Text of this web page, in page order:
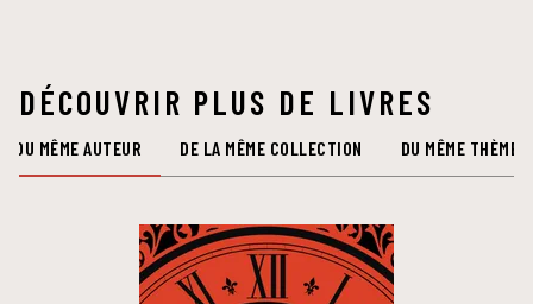
DÉCOUVRIR PLUS DE LIVRES
DU MÊME AUTEUR DE LA MÊME COLLECTION DU MÊME THÈME